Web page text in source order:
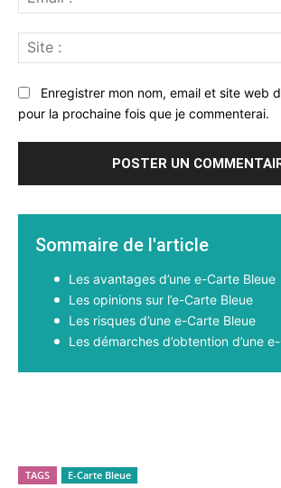
Enregistrer mon nom, email et site web
pour la prochaine fois que je commenterai.
Sommaire de l'article
Les avantages d’une e-Carte Bleue
Les opinions sur l’e-Carte Bleue
Les risques d’une e-Carte Bleue
Les démarches d’obtention d’une
TAGS E-Carte Bleue